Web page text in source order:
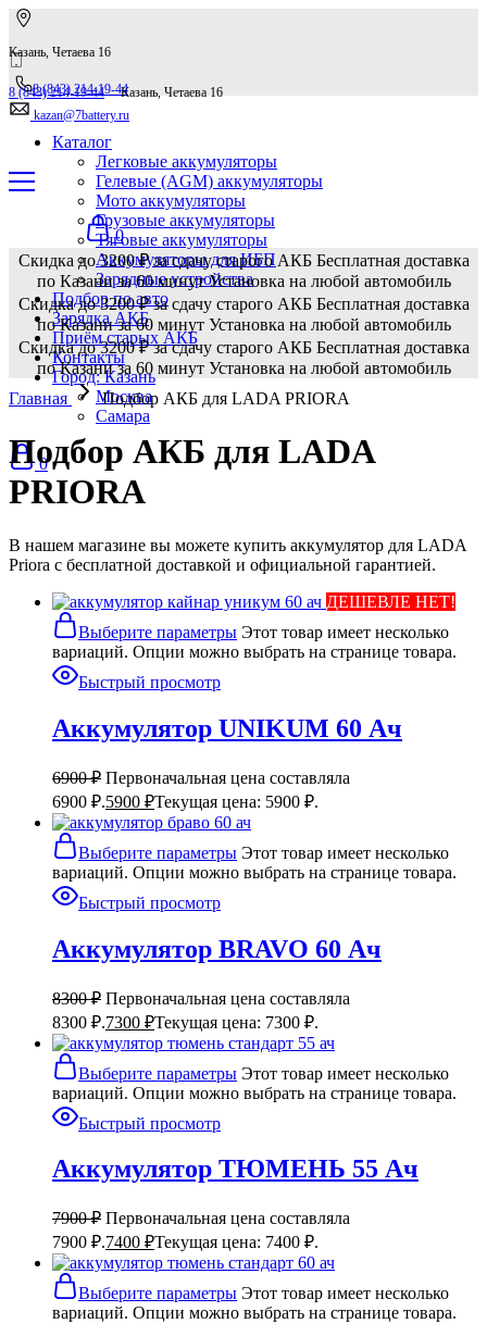
Казань, Четаева 16
8 (843) 214-19-44
kazan@7battery.ru
8 (843) 214-19-44Казань, Четаева 16
Каталог
Легковые аккумуляторы
Гелевые (AGM) аккумуляторы
Мото аккумуляторы
Грузовые аккумуляторы
Тяговые аккумуляторы
Аккумуляторы для ИБП
Зарядные устройства
Подбор по авто
Зарядка АКБ
Приём старых АКБ
Контакты
Город: Казань
Москва
Самара
0
0
Скидка до 3200 ₽ за сдачу старого АКБ Бесплатная доставка
по Казани за 60 минут Установка на любой автомобиль
Скидка до 3200 ₽ за сдачу старого АКБ Бесплатная доставка
по Казани за 60 минут Установка на любой автомобиль
Скидка до 3200 ₽ за сдачу старого АКБ Бесплатная доставка
по Казани за 60 минут Установка на любой автомобиль
Главная
Подбор АКБ для LADA PRIORA
Подбор АКБ для LADA
PRIORA
В нашем магазине вы можете купить аккумулятор для LADA
Priora с бесплатной доставкой и официальной гарантией.
ДЕШЕВЛЕ НЕТ!
Выберите параметры Этот товар имеет несколько
вариаций. Опции можно выбрать на странице товара.
Быстрый просмотр
Аккумулятор UNIKUM 60 Ач
6900₽ Первоначальная цена составляла
6900 ₽.5900 ₽Текущая цена: 5900 ₽.
Выберите параметры Этот товар имеет несколько
вариаций. Опции можно выбрать на странице товара.
Быстрый просмотр
Аккумулятор BRAVO 60 Ач
8300₽ Первоначальная цена составляла
8300 ₽.7300 ₽Текущая цена: 7300 ₽.
Выберите параметры Этот товар имеет несколько
вариаций. Опции можно выбрать на странице товара.
Быстрый просмотр
Аккумулятор ТЮМЕНЬ 55 Ач
7900₽ Первоначальная цена составляла
7900 ₽.7400 ₽Текущая цена: 7400 ₽.
Выберите параметры Этот товар имеет несколько
вариаций. Опции можно выбрать на странице товара.